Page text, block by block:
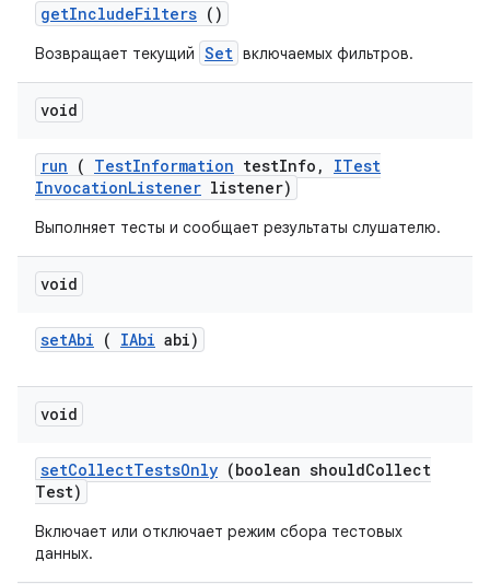
getIncludeFilters ()
Возвращает текущий Set включаемых фильтров.
void
run ( TestInformation testInfo ,
ITest
InvocationListener listener)
Выполняет тесты и сообщает результаты слушателю.
void
setAbi ( IAbi abi)
void
setCollectTestsOnly (boolean shouldCollect
Test)
Включает или отключает режим сбора тестовых
данных.